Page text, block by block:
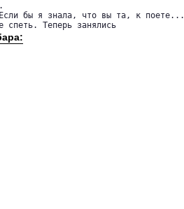
бы я знала, что вы та, к поете...
спеть. Теперь занялись